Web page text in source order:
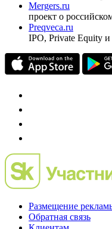
Investfunds
универсальный
частного
проект о
Preqveca.ru